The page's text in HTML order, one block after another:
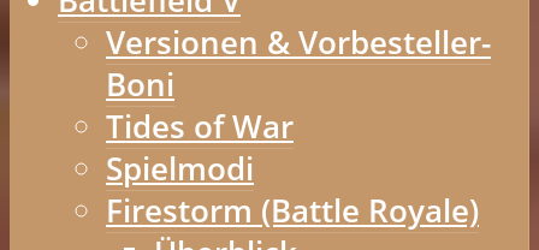
Versionen & Vorbesteller-
Boni
Tides of War
Spielmodi
Firestorm (Battle Royale)